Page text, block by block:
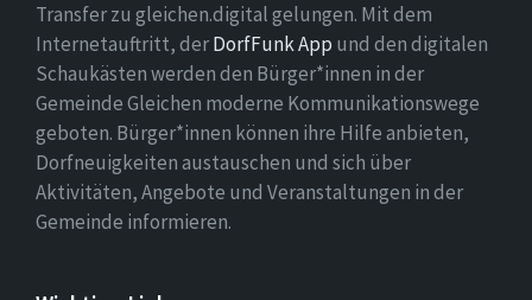
Transfer zu gleichen.digital gelungen. Mit dem
Internetauftritt, derDorfFunk App und den digitalen
Schaukästen werden den Bürger*innen in der
Gemeinde Gleichen moderne Kommunikationswege
geboten. Bürger*innen können ihre Hilfe anbieten,
Dorfneuigkeiten austauschen und sich über
Aktivitäten, Angebote und Veranstaltungen in der
Gemeinde informieren.